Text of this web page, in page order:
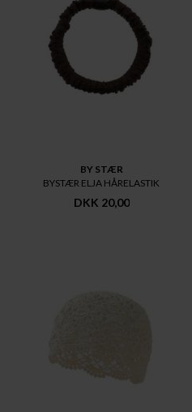
BY STÆR
BYSTÆR ELJA HÅRELASTIK
DKK 20,00